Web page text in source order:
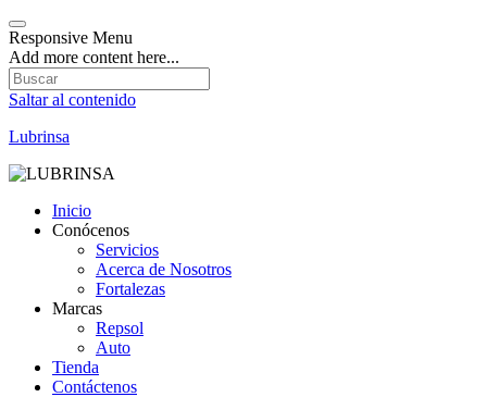
Responsive Menu
Add more content here...
Saltar al contenido
Lubrinsa
Inicio
Conócenos
Servicios
Acerca de Nosotros
Fortalezas
Marcas
Repsol
Auto
Tienda
Contáctenos